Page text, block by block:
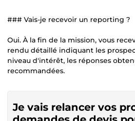
### Vais-je recevoir un reporting ?
Oui. À la fin de la mission, vous
rendu détaillé indiquant les
niveau d'intérêt, les réponses
recommandées.
Je vais relancer vos